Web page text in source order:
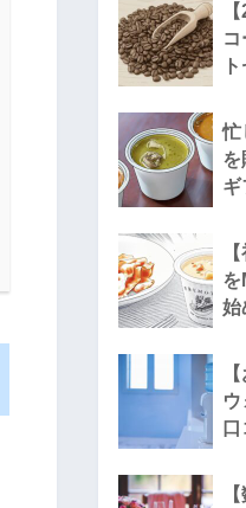
忙
を
ギ
を
始
口